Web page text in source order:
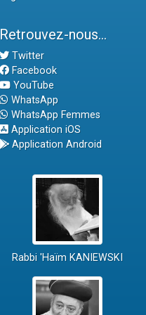
Retrouvez-nous...
Twitter
Facebook
YouTube
WhatsApp
WhatsApp Femmes
Application iOS
Application Android
Rabbi 'Haïm KANIEWSKI